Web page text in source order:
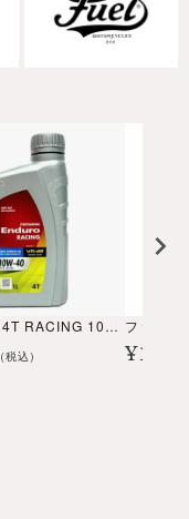
ENDURO 4T RACING 10W-40 1Lボトル
(税込) ¥